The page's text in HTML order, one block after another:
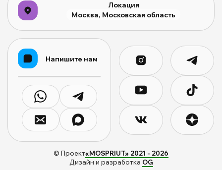
Локация
Москва, Московская область
Напишите нам
© Проект«MOSPRIUT» 2021 - 2026
Дизайн и разработка OG